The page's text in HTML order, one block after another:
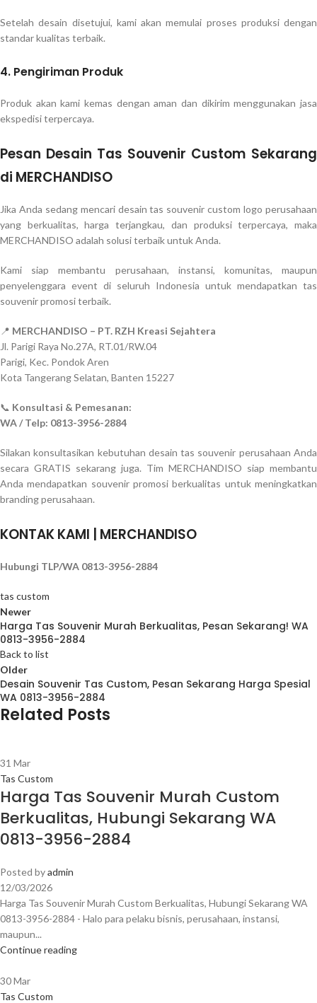
Setelah desain disetujui, kami akan memulai proses produksi dengan
standar kualitas terbaik.
4. Pengiriman Produk
Produk akan kami kemas dengan aman dan dikirim menggunakan jasa
ekspedisi terpercaya.
Pesan Desain Tas Souvenir Custom Sekarang
di MERCHANDISO
Jika Anda sedang mencari desain tas souvenir custom logo perusahaan
yang berkualitas, harga terjangkau, dan produksi terpercaya, maka
MERCHANDISO adalah solusi terbaik untuk Anda.
Kami siap membantu perusahaan, instansi, komunitas, maupun
penyelenggara event di seluruh Indonesia untuk mendapatkan tas
souvenir promosi terbaik.
📍 MERCHANDISO – PT. RZH Kreasi Sejahtera
Jl. Parigi Raya No.27A, RT.01/RW.04
Parigi, Kec. Pondok Aren
Kota Tangerang Selatan, Banten 15227
📞 Konsultasi & Pemesanan:
WA / Telp: 0813-3956-2884
Silakan konsultasikan kebutuhan desain tas souvenir perusahaan Anda
secara GRATIS sekarang juga. Tim MERCHANDISO siap membantu
Anda mendapatkan souvenir promosi berkualitas untuk meningkatkan
branding perusahaan.
KONTAK KAMI | MERCHANDISO
Hubungi TLP/WA 0813-3956-2884
tas custom
Newer
Harga Tas Souvenir Murah Berkualitas, Pesan Sekarang! WA
0813-3956-2884
Back to list
Older
Desain Souvenir Tas Custom, Pesan Sekarang Harga Spesial
WA 0813-3956-2884
Related Posts
31 Mar
Tas Custom
Harga Tas Souvenir Murah Custom
Berkualitas, Hubungi Sekarang WA
0813-3956-2884
Posted byadmin
12/03/2026
Harga Tas Souvenir Murah Custom Berkualitas, Hubungi Sekarang WA
0813-3956-2884 - Halo para pelaku bisnis, perusahaan, instansi,
maupun...
Continue reading
30Mar
Tas Custom